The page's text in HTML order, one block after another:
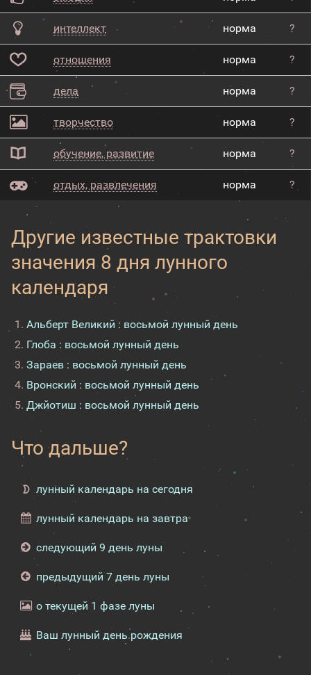
интеллект норма ?
отношения норма ?
дела норма ?
творчество норма ?
обучение, развитие норма ?
отдых, развлечения норма ?
Другие известные трактовки
значения 8 дня лунного
календаря
Альберт Великий : восьмой лунный день
Глоба : восьмой лунный день
Зараев : восьмой лунный день
Вронский : восьмой лунный день
Джйотиш : восьмой лунный день
Что дальше?
лунный календарь на сегодня
лунный календарь на завтра
следующий 9 день луны
предыдущий 7 день луны
о текущей 1 фазе луны
Ваш лунный день рождения